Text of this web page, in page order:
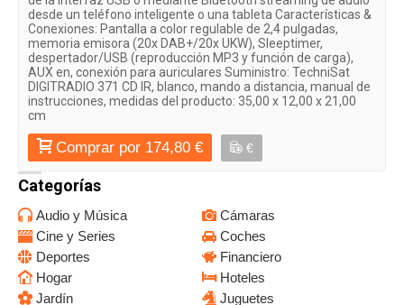
desde un teléfono inteligente o una tableta Características &
Conexiones: Pantalla a color regulable de 2,4 pulgadas,
memoria emisora (20x DAB+/20x UKW), Sleeptimer,
despertador/USB (reproducción MP3 y función de carga),
AUX en, conexión para auriculares Suministro: TechniSat
DIGITRADIO 371 CD IR, blanco, mando a distancia, manual de
instrucciones, medidas del producto: 35,00 x 12,00 x 21,00
cm
Comprar por 174,80 € €
Categorías
Audio y Música
Cámaras
Cine y Series
Coches
Deportes
Financiero
Hogar
Hoteles
Jardín
Juguetes